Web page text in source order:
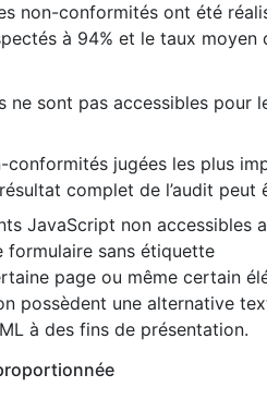
non-conformités ont été
à 94% et le taux
ne sont pas accessibles pour
jugées les plus
complet de l’audit
JavaScript non accessibles
formulaire sans étiquette
page ou même certain
possèdent une alternative
à des fins de présentation.